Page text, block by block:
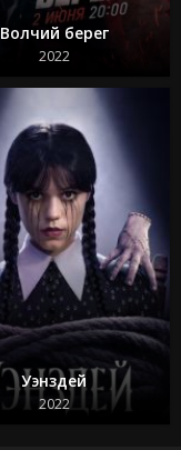
Волчий берег
2022
Уэнздей
2022